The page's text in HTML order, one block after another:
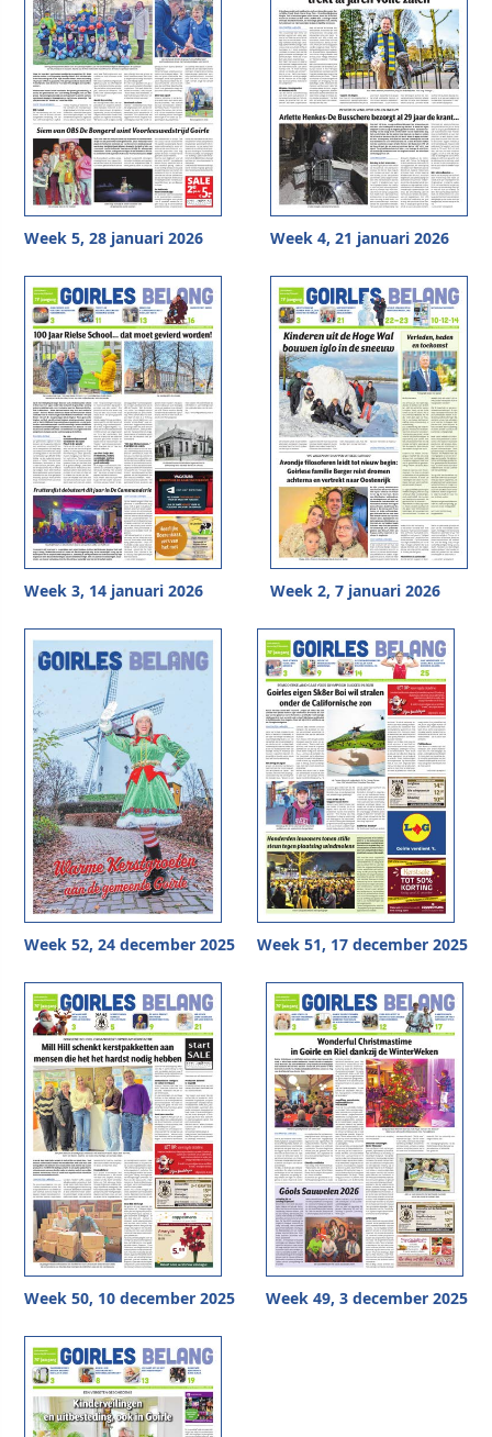
Week 5, 28 januari 2026 Week 4, 21 januari 2026
Week 3, 14 januari 2026 Week 2, 7 januari 2026
Week 52, 24 december 2025 Week 51, 17 december 2025
Week 50, 10 december 2025 Week 49, 3 december 2025